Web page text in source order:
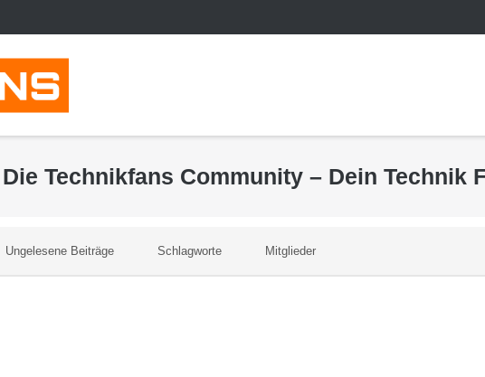
Die Technikfans Community – Dein Technik
Ungelesene Beiträge Schlagworte Mitglieder